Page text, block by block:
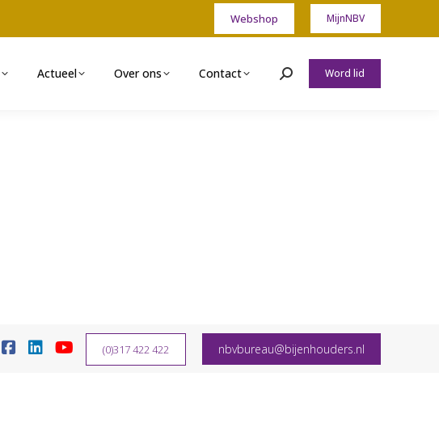
Webshop MijnNBV
Actueel Over ons Contact Zoeken:Word lid
(0)317 422 422 nbvbureau@bijenhouders.nl